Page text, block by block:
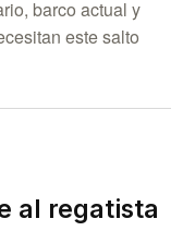
barco actual y
este salto
al regatista